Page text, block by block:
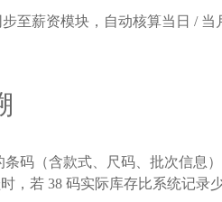
至薪资模块，自动核算当日 / 当
码（含款式、尺码、批次信息
，若 38 码实际库存比系统记录